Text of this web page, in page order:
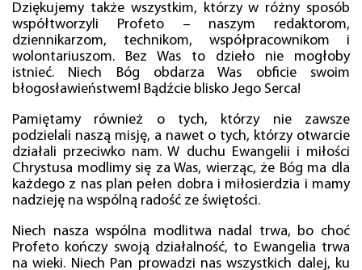
Dziękujemy także wszystkim, którzy w różny sposób
współtworzyli Profeto – naszym redaktorom,
dziennikarzom, technikom, współpracownikom i
wolontariuszom. Bez Was to dzieło nie mogłoby
istnieć. Niech Bóg obdarza Was obficie swoim
błogosławieństwem! Bądźcie blisko Jego Serca!
Pamiętamy również o tych, którzy nie zawsze
podzielali naszą misję, a nawet o tych, którzy otwarcie
działali przeciwko nam. W duchu Ewangelii i miłości
Chrystusa modlimy się za Was, wierząc, że Bóg ma dla
każdego z nas plan pełen dobra i miłosierdzia i mamy
nadzieję na wspólną radość ze świętości.
Niech nasza wspólna modlitwa nadal trwa, bo choć
Profeto kończy swoją działalność, to Ewangelia trwa
na wieki. Niech Pan prowadzi nas wszystkich dalej, ku